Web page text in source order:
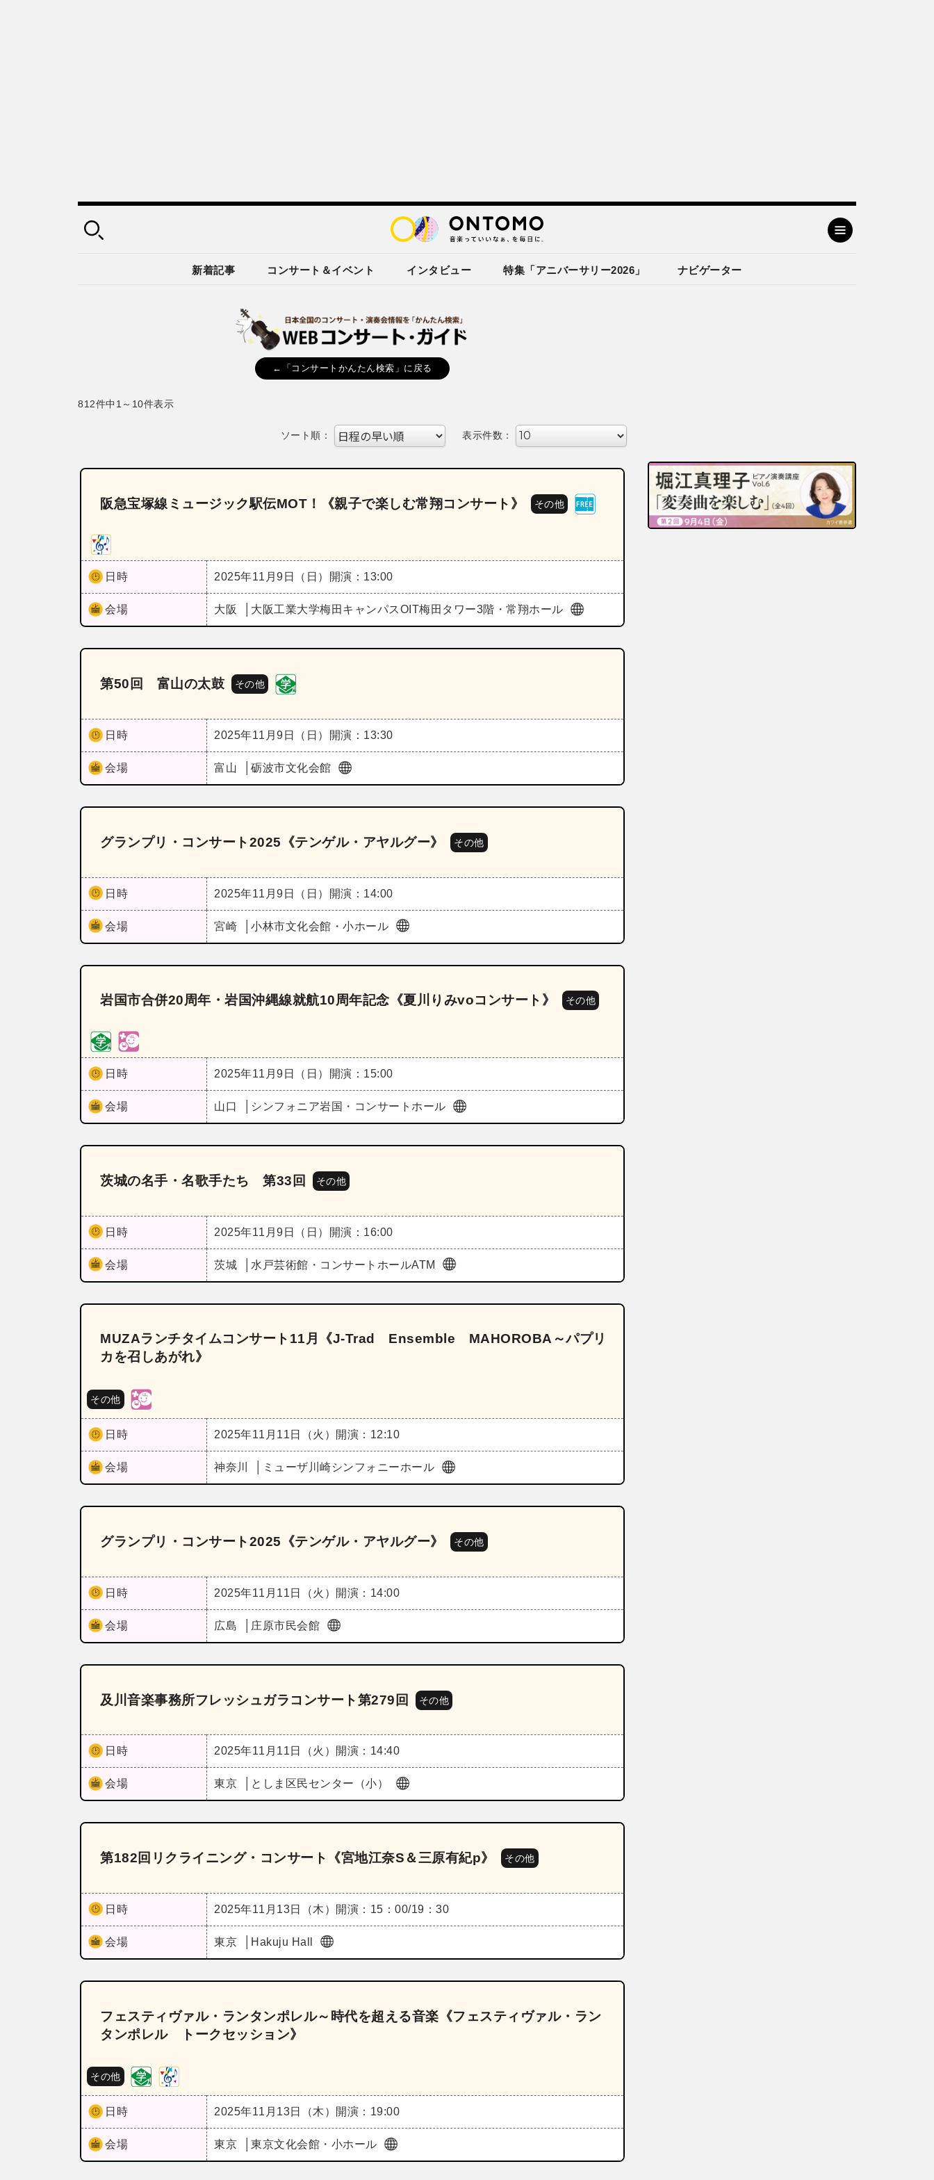
新着記事 コンサート＆イベント インタビュー 特集「アニバーサリー2026」 ナビゲーター
←「コンサートかんたん検索」に戻る
812件中1～10件表示
ソート順： 表示件数：
阪急宝塚線ミュージック駅伝MOT！《親子で楽しむ常翔コンサート》 その他
日時 2025年11月9日（日） 開演：13:00
会場 大阪 大阪工業大学梅田キャンパスOIT梅田タワー3階・常翔ホール
第50回 富山の太鼓 その他
日時 2025年11月9日（日） 開演：13:30
会場 富山 砺波市文化会館
グランプリ・コンサート2025《テンゲル・アヤルグー》 その他
日時 2025年11月9日（日） 開演：14:00
会場 宮崎 小林市文化会館・小ホール
岩国市合併20周年・岩国沖縄線就航10周年記念《夏川りみvoコンサート》 その他
日時 2025年11月9日（日） 開演：15:00
会場 山口 シンフォニア岩国・コンサートホール
茨城の名手・名歌手たち 第33回 その他
日時 2025年11月9日（日） 開演：16:00
会場 茨城 水戸芸術館・コンサートホールATM
MUZAランチタイムコンサート11月《J-Trad Ensemble MAHOROBA～パプリ
カを召しあがれ》
その他
日時 2025年11月11日（火） 開演：12:10
会場 神奈川 ミューザ川崎シンフォニーホール
グランプリ・コンサート2025《テンゲル・アヤルグー》 その他
日時 2025年11月11日（火） 開演：14:00
会場 広島 庄原市民会館
及川音楽事務所フレッシュガラコンサート第279回 その他
日時 2025年11月11日（火） 開演：14:40
会場 東京 としま区民センター（小）
第182回リクライニング・コンサート《宮地江奈S＆三原有紀p》 その他
日時 2025年11月13日（木） 開演：15：00/19：30
会場 東京 Hakuju Hall
フェスティヴァル・ランタンポレル～時代を超える音楽《フェスティヴァル・ラン
タンポレル トークセッション》
その他
日時 2025年11月13日（木） 開演：19:00
会場 東京 東京文化会館・小ホール